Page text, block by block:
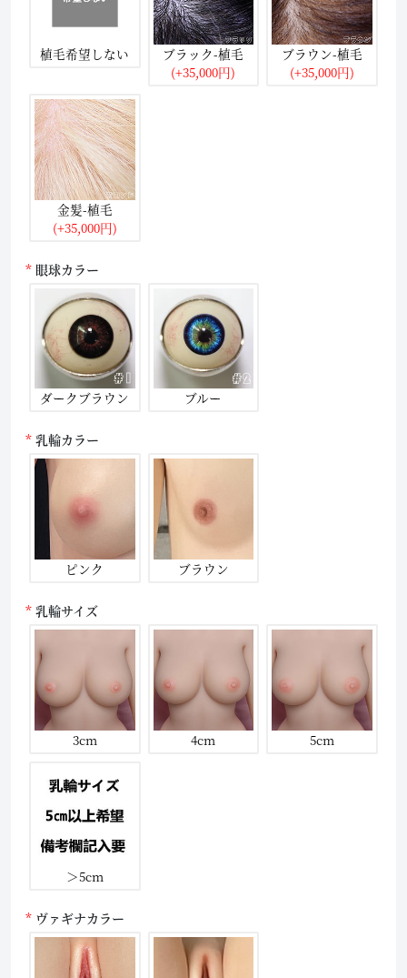
植毛希望しない
ブラック-植毛
(+35,000円)
ブラウン-植毛
(+35,000円)
金髪-植毛
(+35,000円)
眼球カラー
ダークブラウン ブルー
乳輪カラー
ピンク ブラウン
乳輪サイズ
3cm 4cm 5cm
＞5cm
ヴァギナカラー